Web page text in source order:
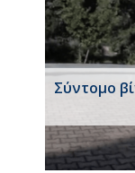
Σύντομο